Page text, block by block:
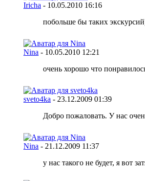
Iricha - 10.05.2010 16:16
побольше бы таких
Nina - 10.05.2010 12:21
очень хорошо что
sveto4ka - 23.12.2009 01:39
Добро пожаловать. У нас
Nina - 21.12.2009 11:37
у нас такого не будет, я вот